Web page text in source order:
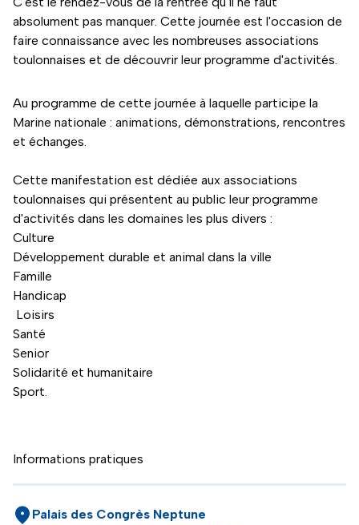
absolument pas manquer. Cette journée est l'occasion de
faire connaissance avec les nombreuses associations
toulonnaises et de découvrir leur programme d'activités.
Au programme de cette journée à laquelle participe la
Marine nationale : animations, démonstrations, rencontres
et échanges.
Cette manifestation est dédiée aux associations
toulonnaises qui présentent au public leur programme
d'activités dans les domaines les plus divers :
Culture
Développement durable et animal dans la ville
Famille
Handicap
Loisirs
Santé
Senior
Solidarité et humanitaire
Sport.
Informations pratiques
Palais des Congrès Neptune